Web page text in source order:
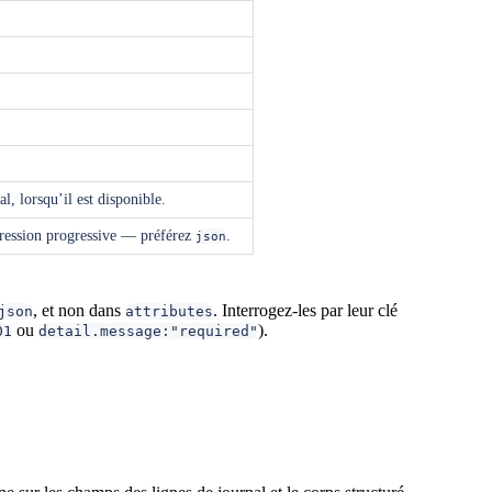
lorsqu’il est disponible.
progressive — préférez json.
json, et non dans attributes. Interrogez-les par leur clé
ou detail.message:"required").